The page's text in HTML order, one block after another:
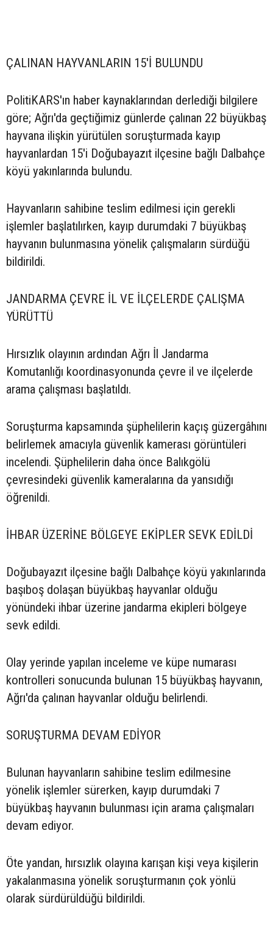
ÇALINAN HAYVANLARIN 15'İ BULUNDU
PolitiKARS'ın haber kaynaklarından derlediği bilgilere
göre; Ağrı'da geçtiğimiz günlerde çalınan 22 büyükbaş
hayvana ilişkin yürütülen soruşturmada kayıp
hayvanlardan 15'i Doğubayazıt ilçesine bağlı Dalbahçe
köyü yakınlarında bulundu.
Hayvanların sahibine teslim edilmesi için gerekli
işlemler başlatılırken, kayıp durumdaki 7 büyükbaş
hayvanın bulunmasına yönelik çalışmaların sürdüğü
bildirildi.
JANDARMA ÇEVRE İL VE İLÇELERDE ÇALIŞMA
YÜRÜTTÜ
Hırsızlık olayının ardından Ağrı İl Jandarma
Komutanlığı koordinasyonunda çevre il ve ilçelerde
arama çalışması başlatıldı.
Soruşturma kapsamında şüphelilerin kaçış güzergâhını
belirlemek amacıyla güvenlik kamerası görüntüleri
incelendi. Şüphelilerin daha önce Balıkgölü
çevresindeki güvenlik kameralarına da yansıdığı
öğrenildi.
İHBAR ÜZERİNE BÖLGEYE EKİPLER SEVK EDİLDİ
Doğubayazıt ilçesine bağlı Dalbahçe köyü yakınlarında
başıboş dolaşan büyükbaş hayvanlar olduğu
yönündeki ihbar üzerine jandarma ekipleri bölgeye
sevk edildi.
Olay yerinde yapılan inceleme ve küpe numarası
kontrolleri sonucunda bulunan 15 büyükbaş hayvanın,
Ağrı'da çalınan hayvanlar olduğu belirlendi.
SORUŞTURMA DEVAM EDİYOR
Bulunan hayvanların sahibine teslim edilmesine
yönelik işlemler sürerken, kayıp durumdaki 7
büyükbaş hayvanın bulunması için arama çalışmaları
devam ediyor.
Öte yandan, hırsızlık olayına karışan kişi veya kişilerin
yakalanmasına yönelik soruşturmanın çok yönlü
olarak sürdürüldüğü bildirildi.